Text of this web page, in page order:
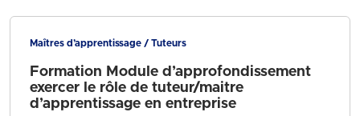
Maîtres d’apprentissage / Tuteurs
Formation Module d’approfondissement
exercer le rôle de tuteur/maitre
d’apprentissage en entreprise